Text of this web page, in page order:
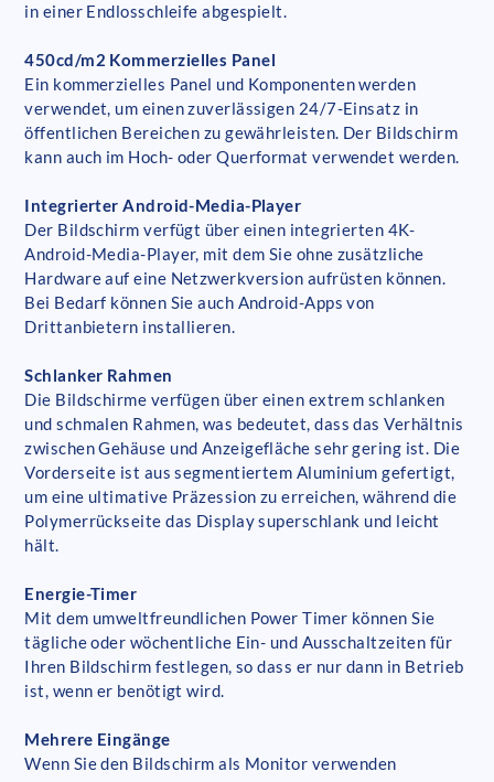
in einer Endlosschleife abgespielt.
450cd/m2 Kommerzielles Panel
Ein kommerzielles Panel und Komponenten werden
verwendet, um einen zuverlässigen 24/7-Einsatz in
öffentlichen Bereichen zu gewährleisten. Der Bildschirm
kann auch im Hoch- oder Querformat verwendet werden.
Integrierter Android-Media-Player
Der Bildschirm verfügt über einen integrierten 4K-
Android-Media-Player, mit dem Sie ohne zusätzliche
Hardware auf eine Netzwerkversion aufrüsten können.
Bei Bedarf können Sie auch Android-Apps von
Drittanbietern installieren.
Schlanker Rahmen
Die Bildschirme verfügen über einen extrem schlanken
und schmalen Rahmen, was bedeutet, dass das Verhältnis
zwischen Gehäuse und Anzeigefläche sehr gering ist. Die
Vorderseite ist aus segmentiertem Aluminium gefertigt,
um eine ultimative Präzession zu erreichen, während die
Polymerrückseite das Display superschlank und leicht
hält.
Energie-Timer
Mit dem umweltfreundlichen Power Timer können Sie
tägliche oder wöchentliche Ein- und Ausschaltzeiten für
Ihren Bildschirm festlegen, so dass er nur dann in Betrieb
ist, wenn er benötigt wird.
Mehrere Eingänge
Wenn Sie den Bildschirm als Monitor verwenden